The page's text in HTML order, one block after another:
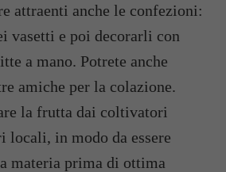
attraenti anche le confezioni:
vasetti e poi decorarli con
a mano. Potrete anche
amiche per la colazione.
la frutta dai coltivatori
locali, in modo da essere
materia prima di ottima